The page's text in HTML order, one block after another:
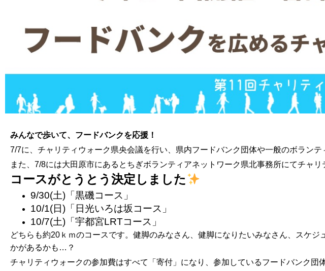
みんなで歩いて、フードバンクを応援！
7/7に、チャリティウォーク県央会議を行い、県内フードバンク団体や一般のボランテ
また、7/8には大田原市にあるとちぎボランティアネットワーク県北事務所にてチャリ
コースがとうとう決定しました
9/30(土)「黒磯コース」
10/1(日)「日光いろは坂コース」
10/7(土)「宇都宮LRTコース」
どちらも約20ｋｍのコースです。健脚のみなさん、健脚になりたいみなさん、スケ
かがあるかも…？
チャリティウォークの参加費はすべて「寄付」になり、参加しているフードバンク団